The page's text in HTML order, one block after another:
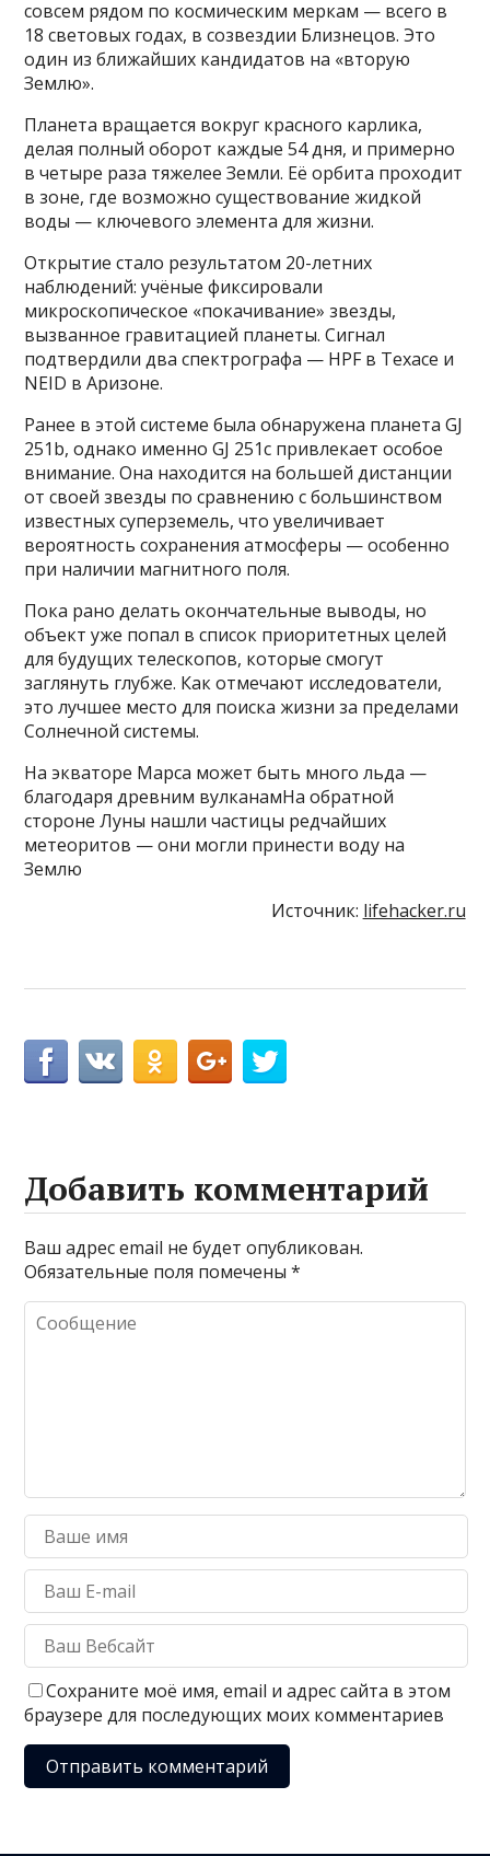
совсем рядом по космическим меркам — всего в
18 световых годах, в созвездии Близнецов. Это
один из ближайших кандидатов на «вторую
Землю».
Планета вращается вокруг красного карлика,
делая полный оборот каждые 54 дня, и примерно
в четыре раза тяжелее Земли. Её орбита проходит
в зоне, где возможно существование жидкой
воды — ключевого элемента для жизни.
Открытие стало результатом 20-летних
наблюдений: учёные фиксировали
микроскопическое «покачивание» звезды,
вызванное гравитацией планеты. Сигнал
подтвердили два спектрографа — HPF в Техасе и
NEID в Аризоне.
Ранее в этой системе была обнаружена планета GJ
251b, однако именно GJ 251c привлекает особое
внимание. Она находится на большей дистанции
от своей звезды по сравнению с большинством
известных суперземель, что увеличивает
вероятность сохранения атмосферы — особенно
при наличии магнитного поля.
Пока рано делать окончательные выводы, но
объект уже попал в список приоритетных целей
для будущих телескопов, которые смогут
заглянуть глубже. Как отмечают исследователи,
это лучшее место для поиска жизни за пределами
Солнечной системы.
На экваторе Марса может быть много льда —
благодаря древним вулканамНа обратной
стороне Луны нашли частицы редчайших
метеоритов — они могли принести воду на
Землю
Источник: lifehacker.ru
Добавить комментарий
Ваш адрес email не будет опубликован.
Обязательные поля помечены*
Сохраните моё имя, email и адрес сайта в этом
браузере для последующих моих комментариев